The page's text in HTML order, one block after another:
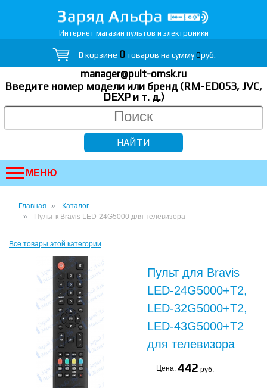
Интернет магазин пультов и электроники
В корзине 0товаров на сумму0руб.
manager@pult-omsk.ru
Введите номер модели или бренд (RM-ED053, JVC,
DEXP и т. д.)
МЕНЮ
Главная
Каталог
Пульт к Bravis LED-24G5000 для телевизора
Все товары этой категории
Пульт для Bravis
LED-24G5000+T2,
LED-32G5000+T2,
LED-43G5000+T2
для телевизора
Цена: 442 руб.